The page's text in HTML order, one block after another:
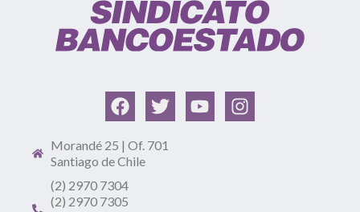
Morandé 25 | Of. 701
Santiago de Chile
(2) 2970 7304
(2) 2970 7305